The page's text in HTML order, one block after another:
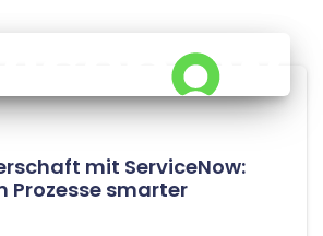
mit ServiceNow:
Prozesse smarter